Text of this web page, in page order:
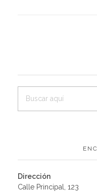
Dirección
Calle Principal, 123